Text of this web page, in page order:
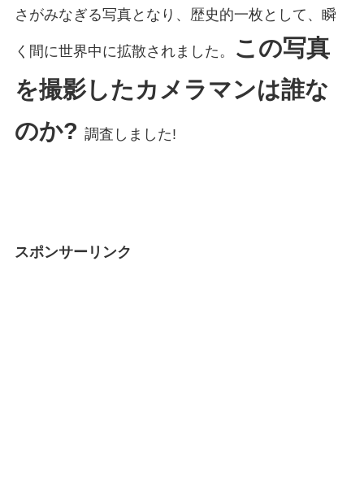
さがみなぎる写真となり、歴史的一枚として、瞬
く間に世界中に拡散されました。
この写真
を撮影したカメラマンは誰な
のか? 調査しました!
スポンサーリンク